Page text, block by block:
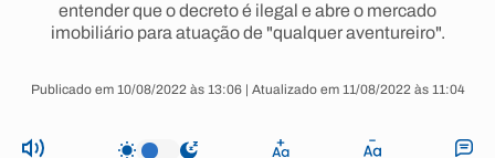
entender que o decreto é ilegal e abre o mercado
imobiliário para atuação de "qualquer aventureiro".
Publicado em 10/08/2022 às 13:06 | Atualizado em 11/08/2022 às 11:04